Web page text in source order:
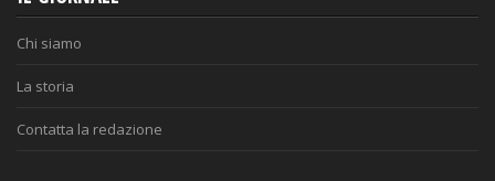
Chi siamo
La storia
Contatta la redazione